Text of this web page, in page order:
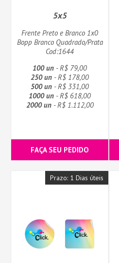
5x5
Frente Preto e Branco 1x0
Bopp Branco Quadrado/Prata
Cod:1644
100 un - R$ 79,00
250 un - R$ 178,00
500 un - R$ 331,00
1000 un - R$ 618,00
2000 un- R$ 1.112,00
FAÇA SEU PEDIDO
Prazo: 1 Dias úteis